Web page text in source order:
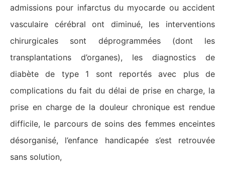
admissions pour infarctus du myocarde ou accident
vasculaire cérébral ont diminué, les interventions
chirurgicales sont déprogrammées (dont les
transplantations d’organes), les diagnostics de
diabète de type 1 sont reportés avec plus de
complications du fait du délai de prise en charge, la
prise en charge de la douleur chronique est rendue
difficile, le parcours de soins des femmes enceintes
désorganisé, l’enfance handicapée s’est retrouvée
sans solution,